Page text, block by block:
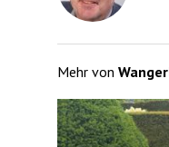
Mehr von